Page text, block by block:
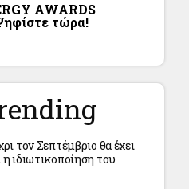
AWARDS
τώρα!
τον Σεπτέμβριο θα έχει
ιδιωτικοποίηση του